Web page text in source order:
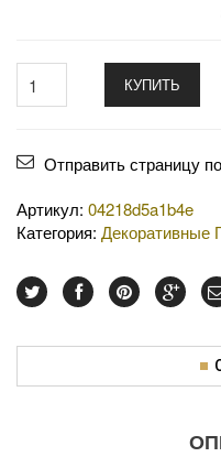
КУПИТЬ
Отправить страницу
Артикул: 04218d5a1b4e
Категория: Декоративные